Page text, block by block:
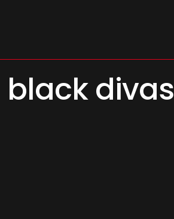
black divas